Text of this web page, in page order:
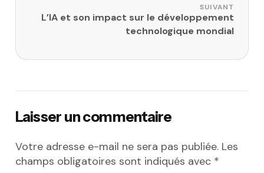
SUIVANT
L’IA et son impact sur le développement
technologique mondial
Laisser un commentaire
Votre adresse e-mail ne sera pas publiée. Les
champs obligatoires sont indiqués avec *